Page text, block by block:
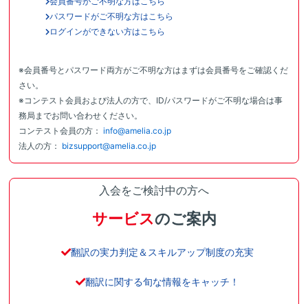
パスワードがご不明な方はこちら
ログインができない方はこちら
※会員番号とパスワード両方がご不明な方はまずは会員番号をご確認くだ
さい。
※コンテスト会員および法人の方で、ID/パスワードがご不明な場合は事
務局までお問い合わせください。
コンテスト会員の方： info@amelia.co.jp
法人の方： bizsupport@amelia.co.jp
入会をご検討中の方へ
サービスのご案内
翻訳の実力判定＆スキルアップ制度の充実
翻訳に関する旬な情報をキャッチ！